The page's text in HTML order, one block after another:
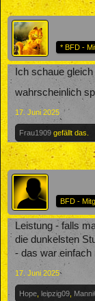
* BFD -
Ich schaue
wahrscheinlich
17. Juni 2025
Frau1909 gefällt das.
BFD -
Leistung - falls
die dunkelsten
- das war einfach
17. Juni 2025
Hope leipzig09